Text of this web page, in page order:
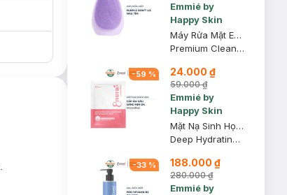
Emmié by
Happy Skin
Máy Rửa Mặt Emmié Hỗ Trợ Sạch Sâu Màu Purple Don’t Lie
Premium Cleansing Brush #Purple Don’t Lie
-59 % 24.000 ₫
59.000 ₫
Emmié by
Happy Skin
Mặt Nạ Sinh Học Emmié Cấp Ẩm Sâu & Dưỡng Sáng Da 25g
Deep Hydrating & Whitening Bio-Cellulose Mask - Tranx + 8HAs + B3
-33 % 188.000 ₫
280.000 ₫
Emmié by